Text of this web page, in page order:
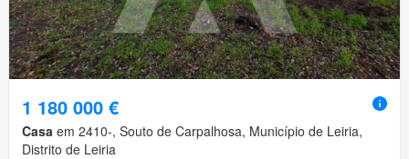
1 180 000 €
Casa em 2410-, Souto de Carpalhosa, Município de Leiria,
Distrito de Leiria